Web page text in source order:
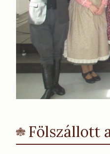
Fölszállott